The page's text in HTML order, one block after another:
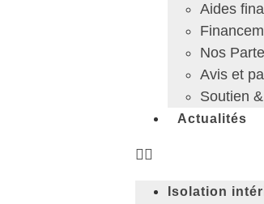
Aides
Nos
Avis et
Soutien
Actualités
Isolation